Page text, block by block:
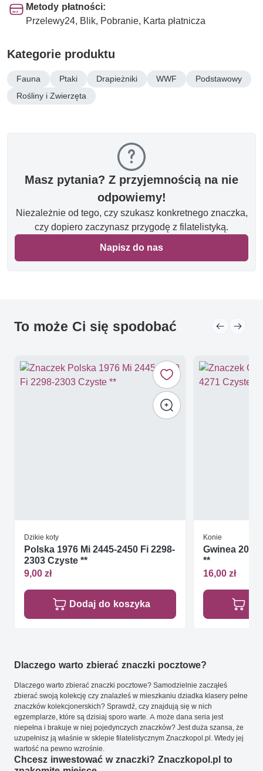
Metody płatności:
Przelewy24, Blik, Pobranie, Karta płatnicza
Kategorie produktu
Fauna Ptaki Drapieżniki WWF
Podstawowy
Rośliny i Zwierzęta
Masz pytania? Z przyjemnością na nie
odpowiemy!
Niezależnie od tego, czy szukasz konkretnego znaczka,
czy dopiero zaczynasz przygodę z filatelistyką.
Napisz do nas
To może Ci się spodobać
Dzikie koty
Polska 1976 Mi 2445-2450 Fi 2298-
2303 Czyste **
9,00 zł
Dodaj do koszyka
Konie
Gwinea 2006
**
16,00 zł
Dlaczego warto zbierać znaczki pocztowe?
Dlaczego warto zbierać znaczki pocztowe? Samodzielnie zacząłeś
zbierać swoją kolekcję czy znalazłeś w mieszkaniu dziadka klasery pełne
znaczków kolekcjonerskich? Sprawdź, czy znajdują się w nich
egzemplarze, które są dzisiaj sporo warte. A może dana seria jest
niepełna i brakuje w niej pojedynczych znaczków? Jest duża szansa, że
uzupełnisz ją właśnie w sklepie filatelistycznym Znaczkopol.pl. Wtedy jej
wartość na pewno wzrośnie.
Chcesz inwestować w znaczki? Znaczkopol.pl to